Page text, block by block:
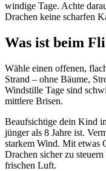
windige Tage. Achte
Drachen keine scharfen
Was ist beim
Wähle einen offenen,
Strand – ohne Bäume,
Windstille Tage sind
mittlere Brisen.
Beaufsichtige dein Kind
jünger als 8 Jahre ist.
starkem Wind. Mit etwas
Drachen sicher zu
frischen Luft.